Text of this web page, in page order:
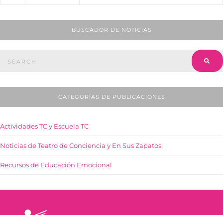
BUSCADOR DE NOTICIAS
CATEGORÍAS DE PUBLICACIONES
Actividades TC y Escuela TC
Noticias de Teatro de Conciencia y En Sus Zapatos
Recursos de Educación Emocional